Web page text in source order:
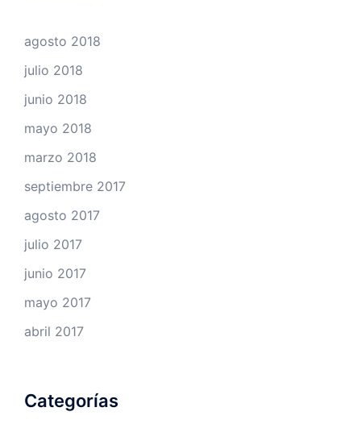
agosto 2018
julio 2018
junio 2018
mayo 2018
marzo 2018
septiembre 2017
agosto 2017
julio 2017
junio 2017
mayo 2017
abril 2017
Categorías